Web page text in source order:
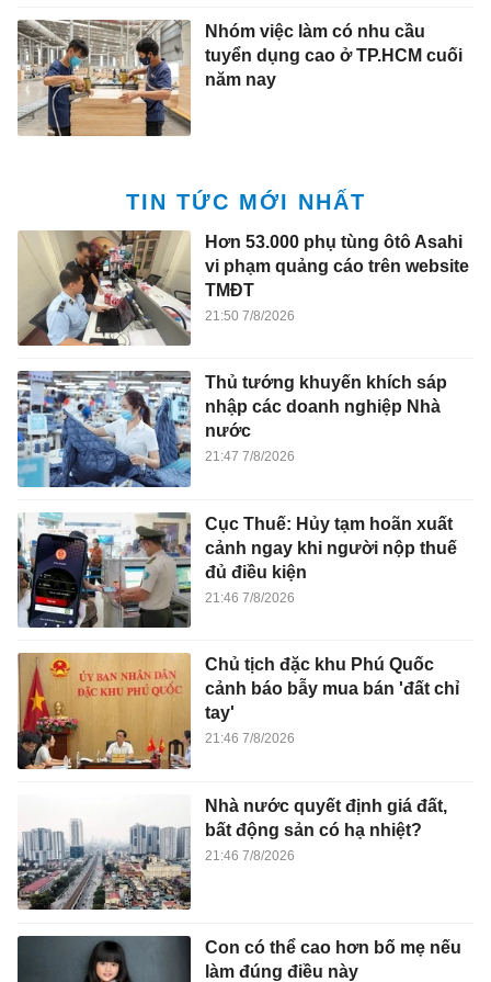
Nhóm việc làm có nhu cầu
tuyển dụng cao ở TP.HCM cuối
năm nay
TIN TỨC MỚI NHẤT
Hơn 53.000 phụ tùng ôtô Asahi
vi phạm quảng cáo trên website
TMĐT
21:50 7/8/2026
Thủ tướng khuyến khích sáp
nhập các doanh nghiệp Nhà
nước
21:47 7/8/2026
Cục Thuế: Hủy tạm hoãn xuất
cảnh ngay khi người nộp thuế
đủ điều kiện
21:46 7/8/2026
Chủ tịch đặc khu Phú Quốc
cảnh báo bẫy mua bán 'đất chỉ
tay'
21:46 7/8/2026
Nhà nước quyết định giá đất,
bất động sản có hạ nhiệt?
21:46 7/8/2026
Con có thể cao hơn bố mẹ nếu
làm đúng điều này